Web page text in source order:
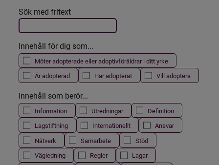
Filtrera resultatet
Det här formuläret postas automatiskt
Sök med fritext
Innehåll för dig som...
Möter adopterade eller adoptivföräldrar i ditt yrke
Är adopterad
Har adopterat Vill adoptera
Innehåll som berör...
Information Utredningar
Definition
Lagstiftning
Internationellt
Ansvar
Nätverk
Samarbete
Stöd
Vägledning
Regler
Lagar